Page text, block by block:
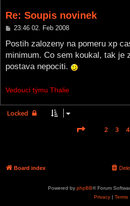
Re: Soupis novinek
P
s
23:46 02. Feb 2008
Postih zalozeny na pomeru xp
minimum. Co sem koukal, tak je
postava nepociti.
Vedoucí týmu Thalie
Locked
1of 41
2 3 4
Board index
Powered by phpBB® Forum
Privacy| Terms